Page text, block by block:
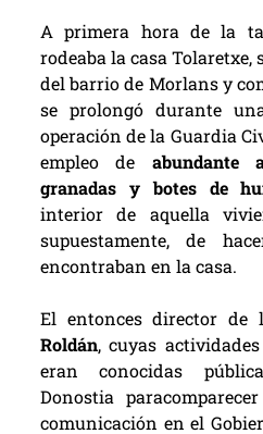
A primera hora de la
rodeaba la casa
del barrio de Morlans y
se prolongó durante
operación de la Guardia
empleo de abundante
granadas y botes de
interior de aquella
supuestamente, de
encontraban en la casa.
El entonces director
Roldán, cuyas
eran conocidas
Donostia
comunicación en el